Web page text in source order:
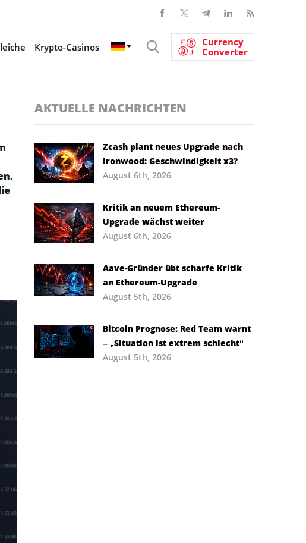
Krypto-Casinos
Currency
Converter
AKTUELLE NACHRICHTEN
Zcash plant neues Upgrade nach
Ironwood: Geschwindigkeit x3?
August 6th, 2026
Kritik an neuem Ethereum-
Upgrade wächst weiter
August 6th, 2026
Aave-Gründer übt scharfe Kritik
an Ethereum-Upgrade
August 5th, 2026
Bitcoin Prognose: Red Team warnt
– „Situation ist extrem schlecht“
August 5th, 2026